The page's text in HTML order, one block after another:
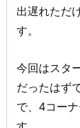
出遅れただ
す。
今回はスタ
だったはず
で、4コー